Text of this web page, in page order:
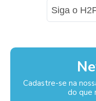
Siga o
Cadastre-se na
do que